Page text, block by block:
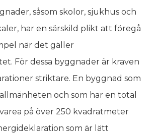
såsom skolor, sjukhus och
har en särskild plikt att föregå
när det gäller
För dessa byggnader är kraven
striktare. En byggnad som
och som har en total
på över 250 kvadratmeter
som är lätt